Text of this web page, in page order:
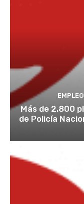
Más de 2.800
de Policía